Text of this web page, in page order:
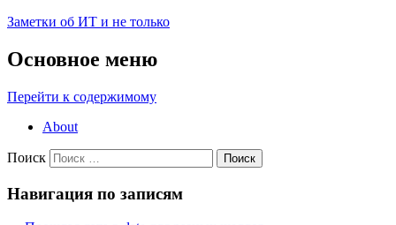
Заметки об ИТ и не только
Основное меню
Перейти к содержимому
About
Поиск
Навигация по записям